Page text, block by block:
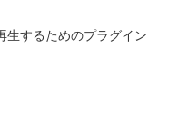
生するためのプラグイン